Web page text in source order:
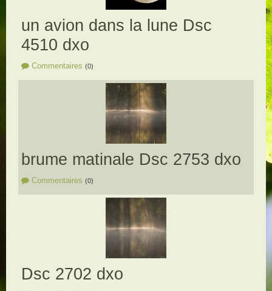
un avion dans la lune Dsc
4510 dxo
Commentaires (0)
brume matinale Dsc 2753 dxo
Commentaires (0)
Dsc 2702 dxo